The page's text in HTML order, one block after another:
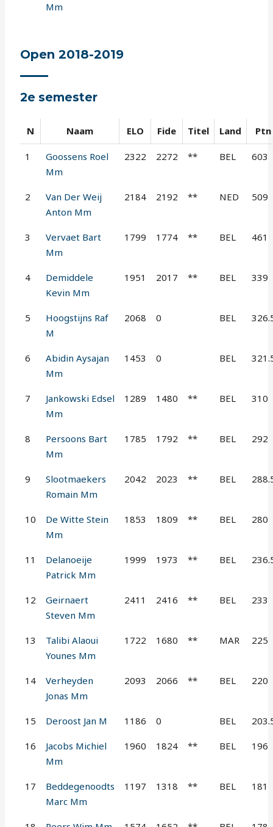
Mm
Open 2018-2019
2e semester
N Naam ELO Fide Titel Land Ptn
1
Goossens Roel
Mm
2322 2272 ** BEL 603
2
Van Der Weij
Anton Mm
2184 2192 ** NED 509
3
Vervaet Bart
Mm
1799 1774 ** BEL 461
4
Demiddele
Kevin Mm
1951 2017 ** BEL 339
5
Hoogstijns Raf
M
2068 0 BEL
6
Abidin Aysajan
Mm
1453 0 BEL
7
Jankowski Edsel
Mm
1289 1480 ** BEL 310
8
Persoons Bart
Mm
1785 1792 ** BEL 292
9
Slootmaekers
Romain Mm
2042 2023 ** BEL
10
De Witte Stein
Mm
1853 1809 ** BEL 280
11
Delanoeije
Patrick Mm
1999 1973 ** BEL
12
Geirnaert
Steven Mm
2411 2416 ** BEL 233
13
Talibi Alaoui
Younes Mm
1722 1680 ** MAR 225
14
Verheyden
Jonas Mm
2093 2066 ** BEL 220
15 Deroost Jan M 1186 0 BEL
16
Jacobs Michiel
Mm
1960 1824 ** BEL 196
17
Beddegenoodts
Marc Mm
1197 1318 ** BEL 181